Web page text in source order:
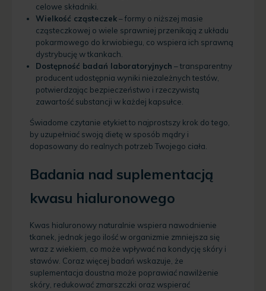
celowe składniki.
Wielkość cząsteczek– formy o niższej masie
cząsteczkowej o wiele sprawniej przenikają z układu
pokarmowego do krwiobiegu, co wspiera ich sprawną
dystrybucję w tkankach.
Dostępność badań laboratoryjnych – transparentny
producent udostępnia wyniki niezależnych testów,
potwierdzając bezpieczeństwo i rzeczywistą
zawartość substancji w każdej kapsułce.
Świadome czytanie etykiet to najprostszy krok do tego,
by uzupełniać swoją dietę w sposób mądry i
dopasowany do realnych potrzeb Twojego ciała.
Badania nad suplementacją
kwasu hialuronowego
Kwas hialuronowy naturalnie wspiera nawodnienie
tkanek, jednak jego ilość w organizmie zmniejsza się
wraz z wiekiem, co może wpływać na kondycję skóry i
stawów. Coraz więcej badań wskazuje, że
suplementacja doustna może poprawiać nawilżenie
skóry, redukować zmarszczki oraz wspierać